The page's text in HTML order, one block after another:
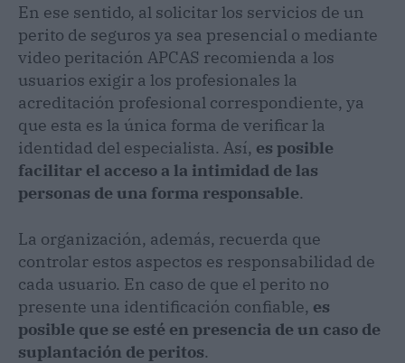
En ese sentido, al solicitar los servicios de un
perito de seguros ya sea presencial o mediante
video peritación APCAS recomienda a los
usuarios exigir a los profesionales la
acreditación profesional correspondiente, ya
que esta es la única forma de verificar la
identidad del especialista. Así, es posible
facilitar el acceso a la intimidad de las
personas de una forma responsable.
La organización, además, recuerda que
controlar estos aspectos es responsabilidad de
cada usuario. En caso de que el perito no
presente una identificación confiable, es
posible que se esté en presencia de un caso de
suplantación de peritos.